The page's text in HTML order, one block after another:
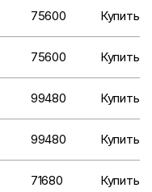
75600 Купить
75600 Купить
99480 Купить
99480 Купить
71680 Купить